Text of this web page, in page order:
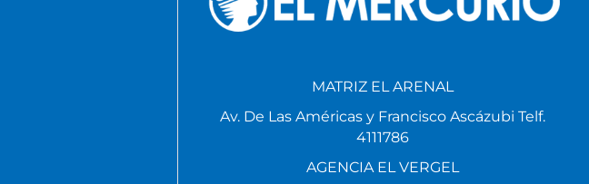
MATRIZ EL ARENAL
Av. De Las Américas y Francisco Ascázubi Telf.
4111786
AGENCIA EL VERGEL